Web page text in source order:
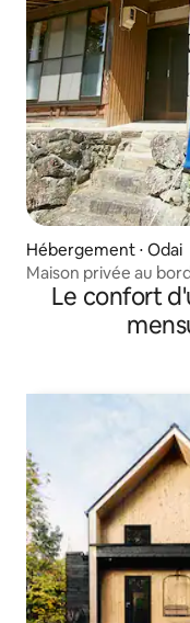
Hébergement ⋅ Odai
Maison privée au
Le confort